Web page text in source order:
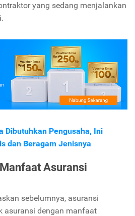
yang sedang menjalankan
Dibutuhkan Pengusaha, Ini
dan Beragam Jenisnya
Asuransi
sebelumnya, asuransi
asuransi dengan manfaat